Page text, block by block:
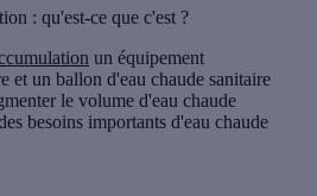
: qu'est-ce que c'est ?
un équipement
et un ballon d'eau chaude sanitaire
le volume d'eau chaude
besoins importants d'eau chaude